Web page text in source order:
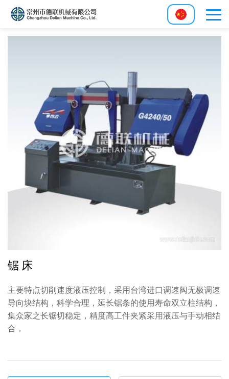
锯 床
主要特点切削速度液压控制，采用台湾进口调速阀无极调速
导向块结构，科学合理，延长锯条的使用寿命双立柱结构，
集众家之长锯切稳定，精度高工件夹紧采用液压与手动相结
合，